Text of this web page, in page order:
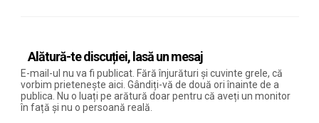
Alătură-te discuției, lasă un mesaj
E-mail-ul nu va fi publicat. Fără înjurături și cuvinte grele, că
vorbim prietenește aici. Gândiți-vă de două ori înainte de a
publica. Nu o luați pe arătură doar pentru că aveți un monitor
în față și nu o persoană reală.